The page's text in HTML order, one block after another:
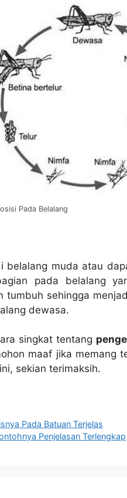
Pada Belalang
belalang muda atau
pada belalang
tumbuh sehingga
dewasa.
singkat tentang
maaf jika memang
sekian terimaksih.
Pada Batuan Terjelas
Penjelasan Terlengkap